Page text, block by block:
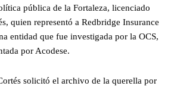
pública de la Fortaleza, licenciado
quien representó a Redbridge Insurance
entidad que fue investigada por la OCS,
por Acodese.
solicitó el archivo de la querella por